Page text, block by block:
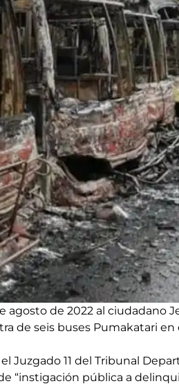
de 2022 al ciudadano
de seis buses Pumakatari en
Juzgado 11 del Tribunal
“instigación pública a